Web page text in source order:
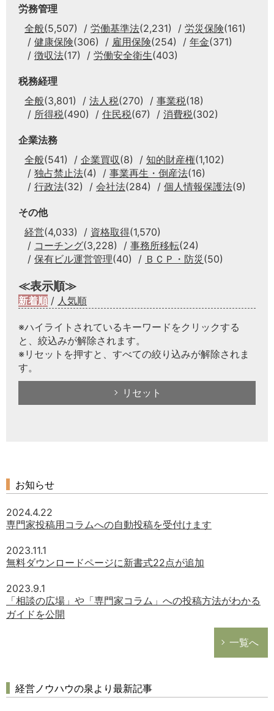
労務管理
全般(5,507) 労働基準法(2,231) 労災保険(161)
健康保険(306) 雇用保険(254) 年金(371)
徴収法(17) 労働安全衛生(403)
税務経理
全般(3,801) 法人税(270) 事業税(18)
所得税(490) 住民税(67) 消費税(302)
企業法務
全般(541) 企業買収(8) 知的財産権(1,102)
独占禁止法(4) 事業再生・倒産法(16)
行政法(32) 会社法(284) 個人情報保護法(9)
その他
経営(4,033) 資格取得(1,570)
コーチング(3,228) 事務所移転(24)
保有ビル運営管理(40) ＢＣＰ・防災 (50)
≪表示順≫
新着順 / 人気順
※ハイライトされているキーワードをクリックする
と、絞込みが解除されます。
※リセットを押すと、すべての絞り込みが解除されま
す。
リセット
お知らせ
2024.4.22
専門家投稿用コラムへの自動投稿を受付けます
2023.11.1
無料ダウンロードページに新書式22点が追加
2023.9.1
「相談の広場」や「専門家コラム」への投稿方法がわかる
ガイドを公開
一覧へ
経営ノウハウの泉より最新記事